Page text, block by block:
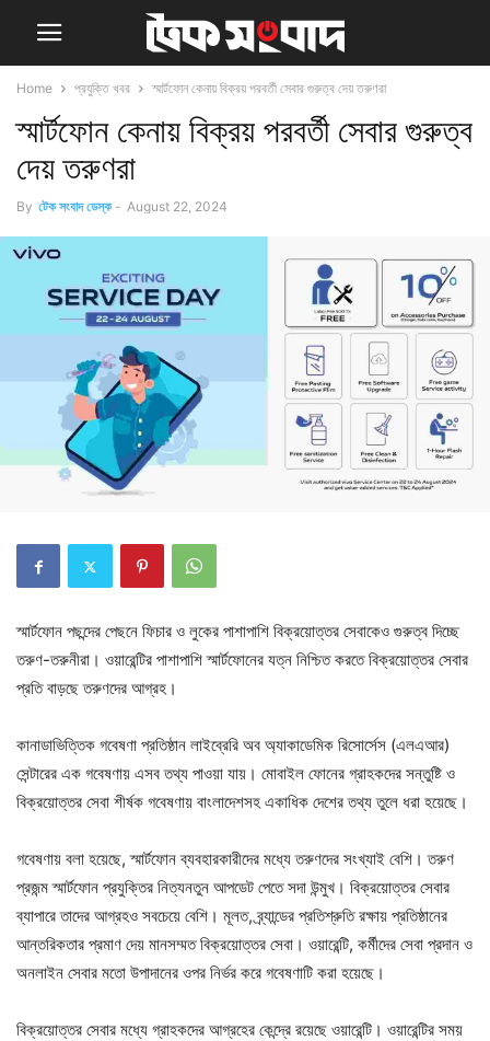
Home প্রযুক্তি খবর স্মার্টফোন কেনায় বিক্রয় পরবর্তী সেবার গুরুত্ব দেয় তরুণরা
স্মার্টফোন কেনায় বিক্রয় পরবর্তী সেবার গুরুত্ব
দেয় তরুণরা
By টেক সংবাদ ডেস্ক - August 22, 2024
স্মার্টফোন পছন্দের পেছনে ফিচার ও লুকের পাশাপাশি বিক্রয়োত্তর সেবাকেও গুরুত্ব দিচ্ছে
তরুণ-তরুনীরা। ওয়ারেন্টির পাশাপাশি স্মার্টফোনের যত্ন নিশ্চিত করতে বিক্রয়োত্তর সেবার
প্রতি বাড়ছে তরুণদের আগ্রহ।
কানাডাভিত্তিক গবেষণা প্রতিষ্ঠান লাইব্রেরি অব অ্যাকাডেমিক রিসোর্সেস (এলএআর)
সেন্টারের এক গবেষণায় এসব তথ্য পাওয়া যায়। মোবাইল ফোনের গ্রাহকদের সন্তুষ্টি ও
বিক্রয়োত্তর সেবা শীর্ষক গবেষণায় বাংলাদেশসহ একাধিক দেশের তথ্য তুলে ধরা হয়েছে।
গবেষণায় বলা হয়েছে, স্মার্টফোন ব্যবহারকারীদের মধ্যে তরুণদের সংখ্যাই বেশি। তরুণ
প্রজন্ম স্মার্টফোন প্রযুক্তির নিত্যনতুন আপডেট পেতে সদা উন্মুখ। বিক্রয়োত্তর সেবার
ব্যাপারে তাদের আগ্রহও সবচেয়ে বেশি। মূলত, ব্র্যান্ডের প্রতিশ্রুতি রক্ষায় প্রতিষ্ঠানের
আন্তরিকতার প্রমাণ দেয় মানসম্মত বিক্রয়োত্তর সেবা। ওয়ারেন্টি, কর্মীদের সেবা প্রদান ও
অনলাইন সেবার মতো উপাদানের ওপর নির্ভর করে গবেষণাটি করা হয়েছে।
বিক্রয়োত্তর সেবার মধ্যে গ্রাহকদের আগ্রহের কেন্দ্রে রয়েছে ওয়ারেন্টি। ওয়ারেন্টির সময়